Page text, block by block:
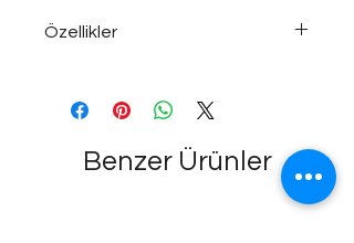
Özellikler
Benzer Ürünler